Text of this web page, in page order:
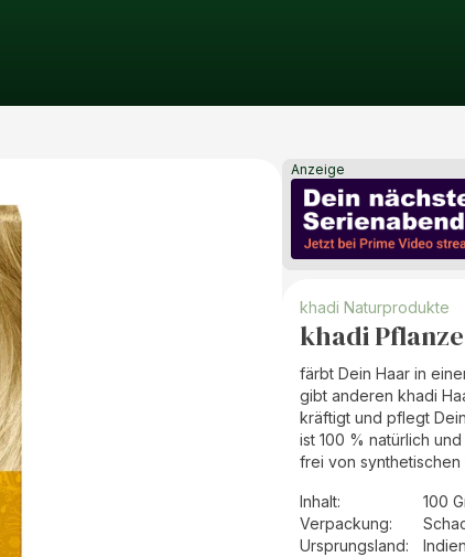
Anzeige
khadi Naturprodukte
khadi
färbt Dein Haar in
gibt anderen khadi
kräftigt und pflegt
ist 100 % natürlich
frei von synthetischen
Inhalt:
100
Verpackung:
Ursprungsland:
Indien